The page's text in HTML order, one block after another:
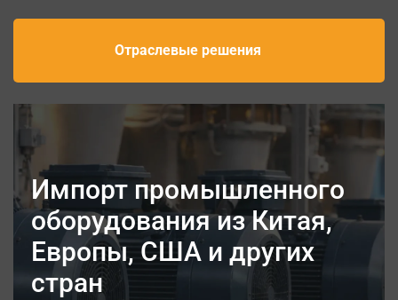
Отраслевые решения
Импорт промышленного
оборудования из Китая,
Европы, США и других
стран